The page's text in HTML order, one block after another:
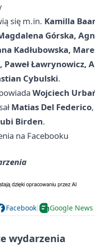
się m.in. Kamilla
Górska,
Kadłubowska,
Paweł Ławrynowicz,
Cybulski.
Wojciech
Matias Del Federico
Birden.
na Facebooku
Facebook Google News
wydarzenia